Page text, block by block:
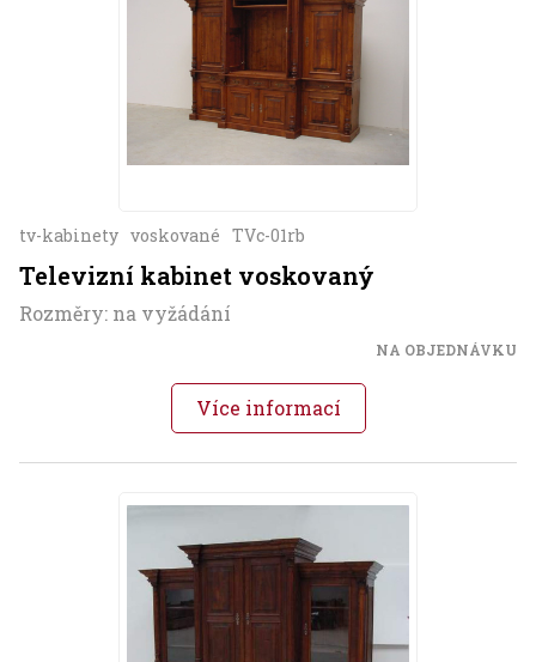
tv-kabinety voskované TVc-01rb
Televizní kabinet voskovaný
Rozměry: na vyžádání
NA OBJEDNÁVKU
Více informací